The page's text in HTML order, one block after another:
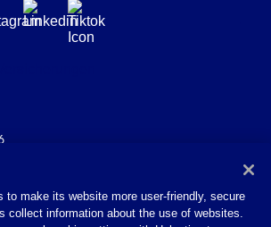
to make its website more user-friendly, secure
collect information about the use of websites.